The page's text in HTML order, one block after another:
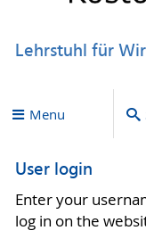
Lehrstuhl für
Menu
User login
Enter your
log in on the